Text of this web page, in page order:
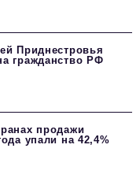
Приднестровья
гражданство РФ
продажи
упали на 42,4%